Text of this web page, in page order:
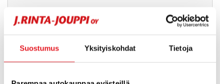
Suostumus Yksityiskohdat Tietoja
tammikuu 2026 (3)
tammikuu 2025 (2)